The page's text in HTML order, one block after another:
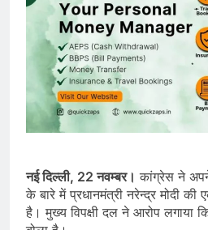
नई दिल्ली, 22 नवम्बर। कांग्रेस ने
के बारे में प्रधानमंत्री नरेन्द्र मोदी की
है। मुख्य विपक्षी दल ने आरोप लगाया